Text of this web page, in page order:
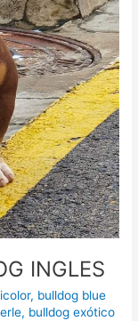
INGLES
, bulldog blue
, bulldog exótico